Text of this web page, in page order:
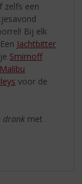
zelfs een
Bij elk
Jachtbitter
Smirnoff
Malibu
voor de
drank met